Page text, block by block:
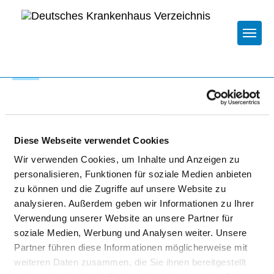
Diese Webseite verwendet Cookies
Wir verwenden Cookies, um Inhalte und Anzeigen zu
personalisieren, Funktionen für soziale Medien anbieten
zu können und die Zugriffe auf unsere Website zu
analysieren. Außerdem geben wir Informationen zu Ihrer
Verwendung unserer Website an unsere Partner für
soziale Medien, Werbung und Analysen weiter. Unsere
Partner führen diese Informationen möglicherweise mit
weiteren Daten zusammen, die Sie ihnen bereitgestellt
ASKLEPIOS FACHKLINIKUM
TEUPITZ TAGESKLINIK
SCHÖNEFELD